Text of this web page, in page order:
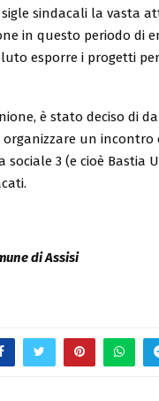
sindacali la vasta
in questo periodo di
esporre i progetti
è stato deciso di
organizzare un
sociale 3 (e cioè Bastia
di Assisi